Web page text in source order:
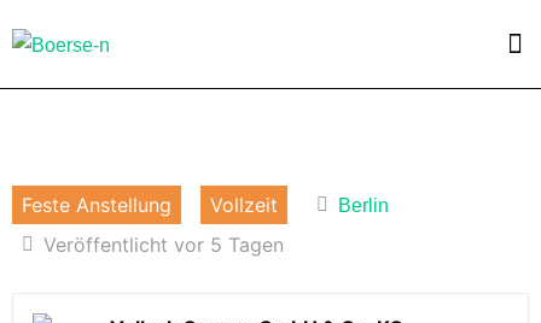
Feste Anstellung Vollzeit Berlin
Veröffentlicht vor 5 Tagen